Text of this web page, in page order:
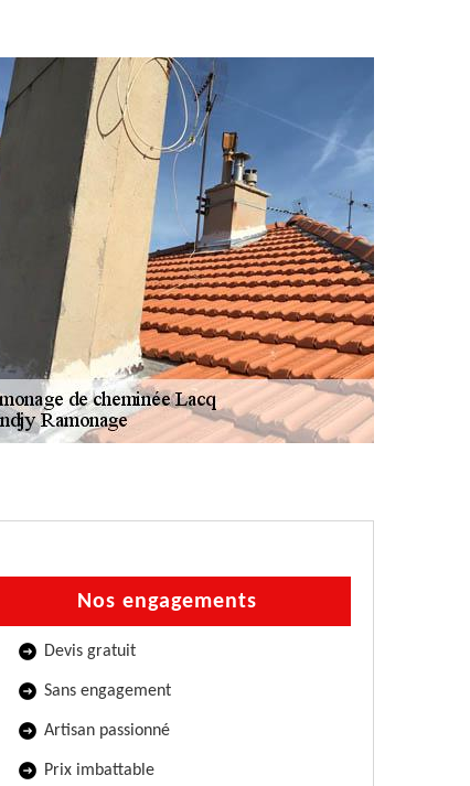
Nos engagements
Devis gratuit
Sans engagement
Artisan passionné
Prix imbattable